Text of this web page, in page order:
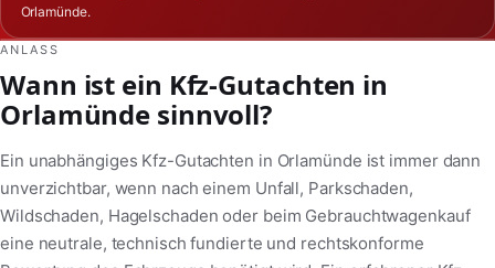
Orlamünde.
ANLASS
Wann ist ein Kfz-Gutachten in
Orlamünde sinnvoll?
Ein unabhängiges Kfz-Gutachten in Orlamünde ist immer dann
unverzichtbar, wenn nach einem Unfall, Parkschaden,
Wildschaden, Hagelschaden oder beim Gebrauchtwagenkauf
eine neutrale, technisch fundierte und rechtskonforme